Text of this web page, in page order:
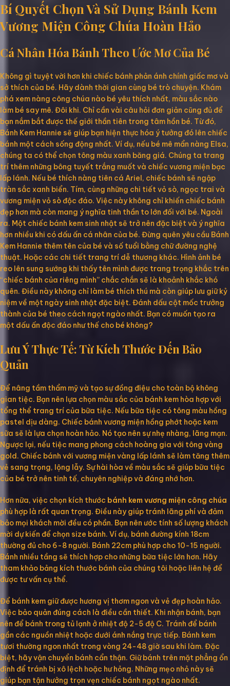
Bí Quyết Chọn Và Sử Dụng Bánh Kem
Vương Miện Công Chúa Hoàn Hảo
Cá Nhân Hóa Bánh Theo Ước Mơ Của Bé
Không gì tuyệt vời hơn khi chiếc bánh phản ánh chính giấc mơ và
sở thích của bé. Hãy dành thời gian cùng bé trò chuyện. Khám
phá xem nàng công chúa nào bé yêu thích nhất, màu sắc nào
làm bé say mê. Đôi khi. Chỉ cần vài câu hỏi đơn giản cũng đủ để
bạn nắm bắt được thế giới thần tiên trong tâm hồn bé. Từ đó,
Bánh Kem Hannie sẽ giúp bạn hiện thực hóa ý tưởng đó lên chiếc
bánh một cách sống động nhất. Ví dụ, nếu bé mê mẩn nàng Elsa,
chúng ta có thể chọn tông màu xanh băng giá. Chúng ta trang
trí thêm những bông tuyết trắng muốt và chiếc vương miện bạc
lấp lánh. Nếu bé thích nàng tiên cá Ariel, chiếc bánh sẽ ngập
tràn sắc xanh biển. Tím, cùng những chi tiết vỏ sò, ngọc trai và
vương miện vỏ sò độc đáo. Việc này không chỉ khiến chiếc bánh
đẹp hơn mà còn mang ý nghĩa tinh thần to lớn đối với bé. Ngoài
ra. Một chiếc bánh kem sinh nhật sẽ trở nên đặc biệt và ý nghĩa
hơn nhiều khi có dấu ấn cá nhân của bé. Đừng quên yêu cầu Bánh
Kem Hannie thêm tên của bé và số tuổi bằng chữ đường nghệ
thuật. Hoặc các chi tiết trang trí dễ thương khác. Hình ảnh bé
reo lên sung sướng khi thấy tên mình được trang trọng khắc trên
“chiếc bánh của riêng mình” chắc chắn sẽ là khoảnh khắc khó
quên. Điều này không chỉ làm bé thích thú mà còn giúp lưu giữ kỷ
niệm về một ngày sinh nhật đặc biệt. Đánh dấu cột mốc trưởng
thành của bé theo cách ngọt ngào nhất. Bạn có muốn tạo ra
một dấu ấn độc đáo như thế cho bé không?
Lưu Ý Thực Tế: Từ Kích Thước Đến Bảo
Quản
Để nâng tầm thẩm mỹ và tạo sự đồng điệu cho toàn bộ không
gian tiệc. Bạn nên lựa chọn màu sắc của bánh kem hòa hợp với
tổng thể trang trí của bữa tiệc. Nếu bữa tiệc có tông màu hồng
pastel dịu dàng. Chiếc bánh vương miện hồng phớt hoặc kem
sữa sẽ là lựa chọn hoàn hảo. Nó tạo nên sự nhẹ nhàng, lãng mạn.
Ngược lại, nếu tiệc mang phong cách hoàng gia với tông vàng
gold. Chiếc bánh với vương miện vàng lấp lánh sẽ làm tăng thêm
vẻ sang trọng, lộng lẫy. Sự hài hòa về màu sắc sẽ giúp bữa tiệc
của bé trở nên tinh tế, chuyên nghiệp và đáng nhớ hơn.
Hơn nữa, việc chọn kích thước bánh kem vương miện công chúa
phù hợp là rất quan trọng. Điều này giúp tránh lãng phí và đảm
bảo mọi khách mời đều có phần. Bạn nên ước tính số lượng khách
mời dự kiến để chọn size bánh. Ví dụ, bánh đường kính 18cm
thường đủ cho 6-8 người. Bánh 22cm phù hợp cho 10-15 người.
Bánh nhiều tầng sẽ thích hợp cho những bữa tiệc lớn hơn. Hãy
tham khảo bảng kích thước bánh của chúng tôi hoặc liên hệ để
được tư vấn cụ thể.
Để bánh kem giữ được hương vị thơm ngon và vẻ đẹp hoàn hảo.
Việc bảo quản đúng cách là điều cần thiết. Khi nhận bánh, bạn
nên để bánh trong tủ lạnh ở nhiệt độ 2-5 độ C. Tránh để bánh
gần các nguồn nhiệt hoặc dưới ánh nắng trực tiếp. Bánh kem
tươi thường ngon nhất trong vòng 24-48 giờ sau khi làm. Đặc
biệt, hãy vận chuyển bánh cẩn thận. Giữ bánh trên mặt phẳng ổn
định để tránh bị xô lệch hoặc hư hỏng. Những mẹo nhỏ này sẽ
giúp bạn tận hưởng trọn vẹn chiếc bánh ngọt ngào nhất.